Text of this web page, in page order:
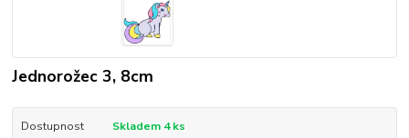
Jednorožec 3, 8cm
Dostupnost Skladem 4 ks